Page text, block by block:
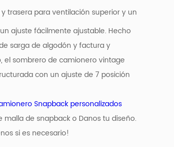
trasera para ventilación superior y un
ajuste fácilmente ajustable. Hecho
sarga de algodón y factura y
el sombrero de camionero vintage
con un ajuste de 7 posición
Snapback personalizados
malla de snapback o Danos tu diseño.
si es necesario!